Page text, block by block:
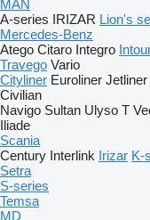
MAN
A-series IRIZAR Lion's
Mercedes-Benz
Atego Citaro Integro
Travego Vario
Cityliner Euroliner Jetliner
Civilian
Navigo Sultan Ulyso T
Iliade
Scania
Century Interlink Irizar K-
Setra
S-series
Temsa
MD